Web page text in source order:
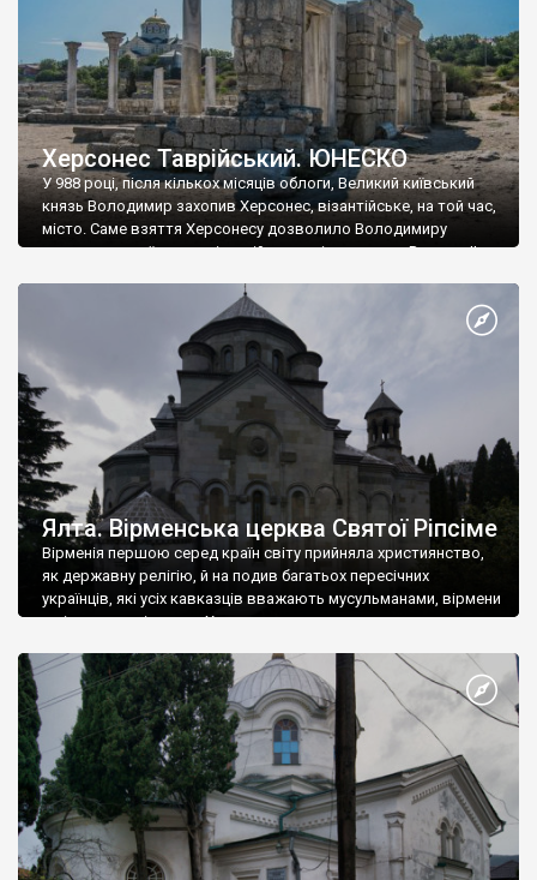
Херсонес Таврійський. ЮНЕСКО
У 988 році, після кількох місяців облоги, Великий київський
князь Володимир захопив Херсонес, візантійське, на той час,
місто. Саме взяття Херсонесу дозволило Володимиру
диктувати свої умови візантійському імператору Василю ІІ, та
Херсонесі Володимир-язичник, став Василем-християнином.
А потім було Хрещення Русі. На честь Херсонесу Таврійського
Ялта. Вірменська церква Святої Ріпсіме
Вірменія першою серед країн світу прийняла християнство,
як державну релігію, й на подив багатьох пересічних
українців, які усіх кавказців вважають мусульманами, вірмени
є відданими вірянами Христа